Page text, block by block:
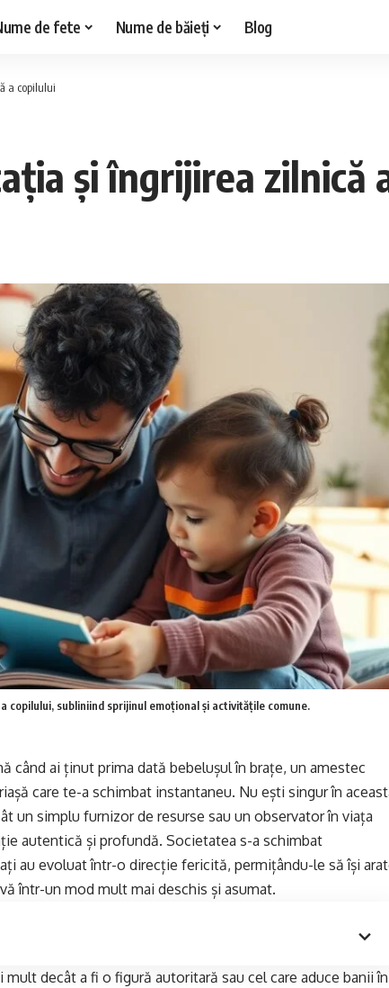
de fete Nume de băieți Blog
a copilului
și îngrijirea zilnică
copilului, subliniind sprijinul emoțional și activitățile comune.
când ai ținut prima dată bebelușul în brațe, un amestec
care te-a schimbat instantaneu. Nu ești singur în
un simplu furnizor de resurse sau un observator în viața
autentică și profundă. Societatea s-a schimbat
au evoluat într-o direcție fericită, permițându-le să își
într-un mod mult mai deschis și asumat.
decât a fi o figură autoritară sau cel care aduce banii în